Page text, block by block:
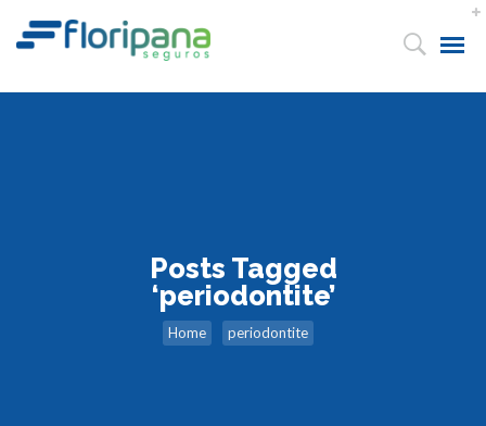
Posts Tagged
‘periodontite’
Home periodontite